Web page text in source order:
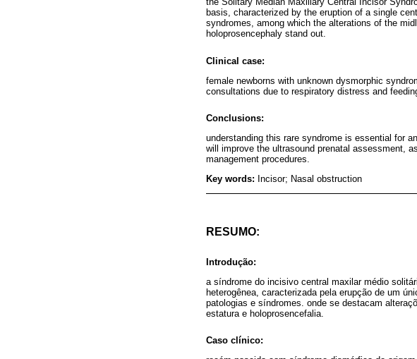
basis, characterized by the eruption of a single
syndromes, among which the alterations of the
holoprosencephaly stand out.
Clinical case:
female newborns with unknown dysmorphic
consultations due to respiratory distress and
Conclusions:
understanding this rare syndrome is essential for
will improve the ultrasound prenatal assessment,
management procedures.
Key words: Incisor; Nasal obstruction
RESUMO:
Introdução:
a síndrome do incisivo central maxilar médio
heterogênea, caracterizada pela erupção de um
patologias e síndromes. onde se destacam
estatura e holoprosencefalia.
Caso clínico: